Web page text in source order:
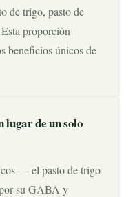
de trigo, pasto de
proporción
beneficios únicos de
lugar de un solo
— el pasto de trigo
su GABA y